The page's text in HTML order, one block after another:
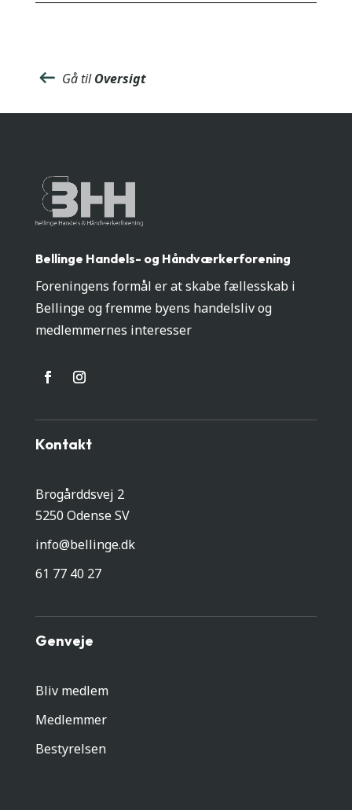
Gå tilOversigt
Bellinge Handels- og Håndværkerforening
Foreningens formål er at skabe fællesskab i
Bellinge og fremme byens handelsliv og
medlemmernes interesser
Kontakt
Brogårddsvej 2
5250 Odense SV
info@bellinge.dk
61 77 40 27
Genveje
Bliv medlem
Medlemmer
Bestyrelsen